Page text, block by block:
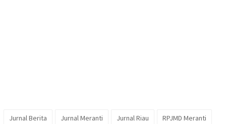
Jurnal Berita Jurnal Meranti Jurnal Riau RPJMD Meranti